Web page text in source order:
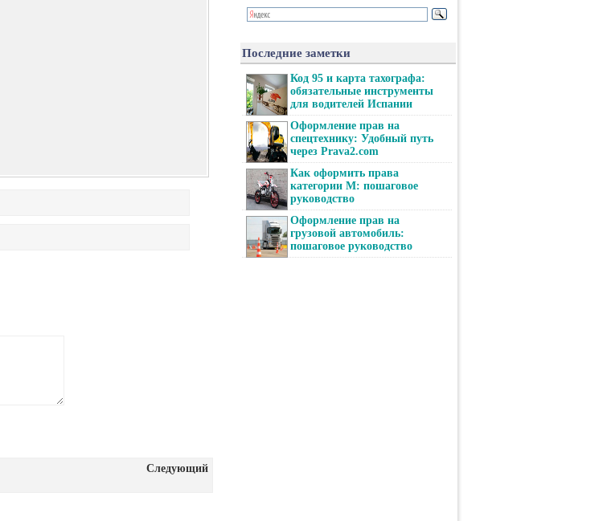
Следующий
Последние заметки
Код 95 и карта тахографа:
обязательные инструменты
для водителей Испании
Оформление прав на
спецтехнику: Удобный путь
через Prava2.com
Как оформить права
категории М: пошаговое
руководство
Оформление прав на
грузовой автомобиль:
пошаговое руководство